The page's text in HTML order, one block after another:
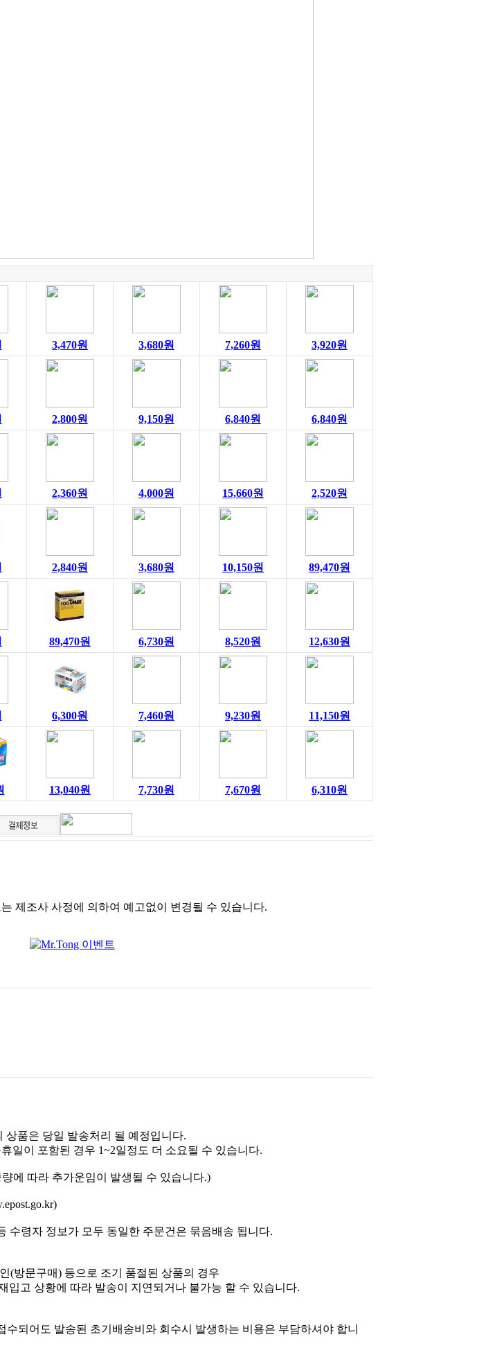
3,470원 3,680원 7,260원 3,920원
2,800원 9,150원 6,840원 6,840원
2,360원 4,000원 15,660원 2,520원
2,840원 3,680원 10,150원 89,470원
89,470원 6,730원 8,520원 12,630원
6,300원 7,460원 9,230원 11,150원
13,040원 7,730원 7,670원 6,310원
제조사 사정에 의하여 예고없이 변경될 수 있습니다.
상품은 당일 발송처리 될 예정입니다.
일이 포함된 경우 1~2일정도 더 소요될 수 있습니다.
에 따라 추가운임이 발생될 수 있습니다.)
수령자 정보가 모두 동일한 주문건은 묶음배송 됩니다.
(방문구매) 등으로 조기 품절된 상품의 경우
입고 상황에 따라 발송이 지연되거나 불가능 할 수 있습니다.
되어도 발송된 초기배송비와 회수시 발생하는 비용은 부담하셔야 합니